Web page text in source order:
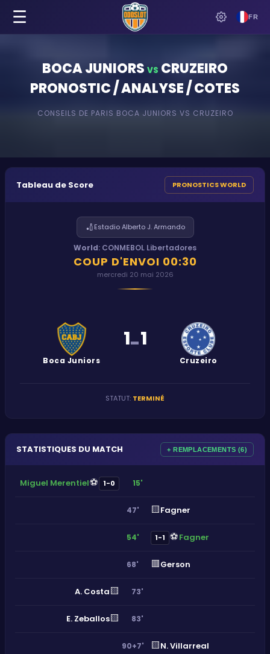
FR
☰
BOCA JUNIORS VS CRUZEIRO
PRONOSTIC / ANALYSE / COTES
CONSEILS DE PARIS BOCA JUNIORS VS CRUZEIRO
Tableau de Score PRONOSTICS WORLD
🏏Estadio Alberto J. Armando
World: CONMEBOL Libertadores
COUP D'ENVOI 00:30
mercredi 20 mai 2026
Boca Juniors
1-1
Cruzeiro
STATUT: TERMINÉ
STATISTIQUES DU MATCH + REMPLACEMENTS (6)
Miguel Merentiel⚽ 1-0 15'
47' 🟨Fagner
54' 1-1 ⚽Fagner
68' 🟥Gerson
A. Costa🟨 73'
E. Zeballos🟨 83'
90+7' 🟨N. Villarreal